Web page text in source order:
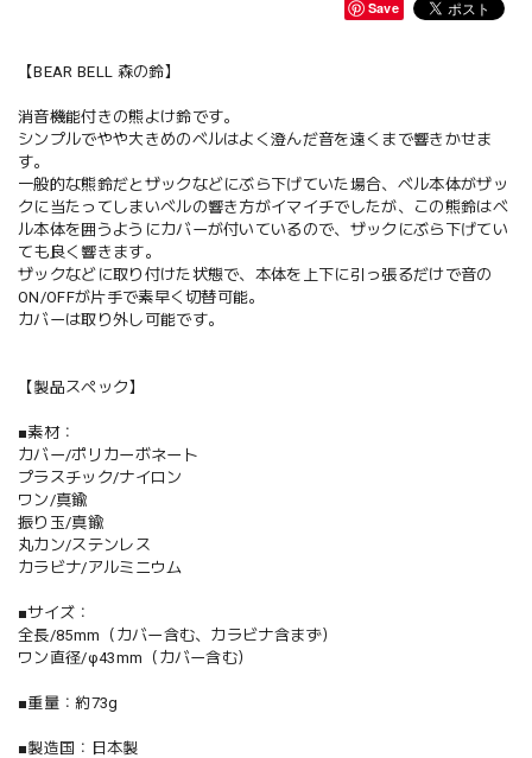
Save
【BEAR BELL 森の鈴】
消音機能付きの熊よけ鈴です。
シンプルでやや大きめのベルはよく澄んだ音を遠くまで響きかせま
す。
一般的な熊鈴だとザックなどにぶら下げていた場合、ベル本体がザッ
クに当たってしまいベルの響き方がイマイチでしたが、この熊鈴はベ
ル本体を囲うようにカバーが付いているので、ザックにぶら下げてい
ても良く響きます。
ザックなどに取り付けた状態で、本体を上下に引っ張るだけで音の
ON/OFFが片手で素早く切替可能。
カバーは取り外し可能です。
【製品スペック】
■素材：
カバー/ポリカーボネート
プラスチック/ナイロン
ワン/真鍮
振り玉/真鍮
丸カン/ステンレス
カラビナ/アルミニウム
■サイズ：
全長/85mm（カバー含む、カラビナ含まず）
ワン直径/φ43mm（カバー含む）
■重量：約73g
■製造国：日本製